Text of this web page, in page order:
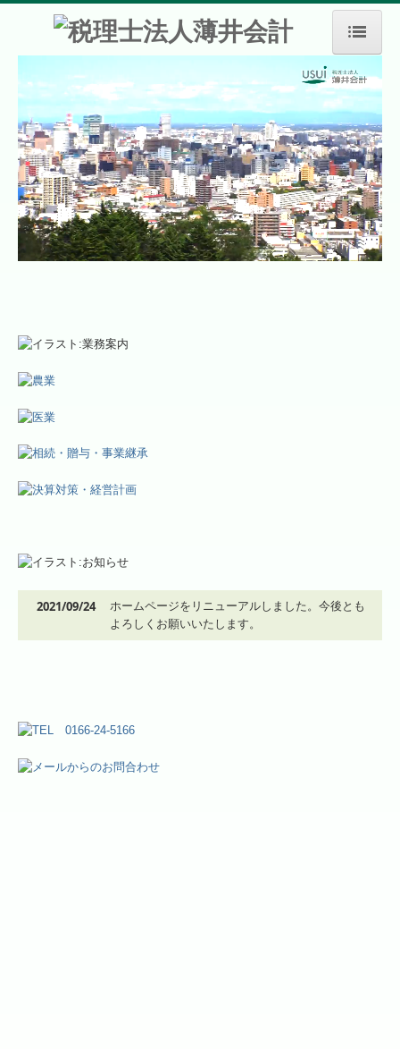
ホーム
事務所紹介
事務所概要
支店事務所紹介
業務案内
相続・贈与・事業継承
決算対策・経営計画
お問合わせ
個人情報保護方針
2021/09/24
ホームページをリニューアルしました。今後とも
よろしくお願いいたします。